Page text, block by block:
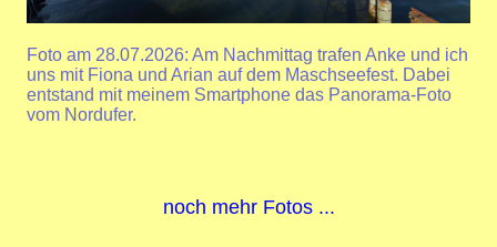
Foto am 28.07.2026: Am Nachmittag trafen Anke und ich
uns mit Fiona und Arian auf dem Maschseefest. Dabei
entstand mit meinem Smartphone das Panorama-Foto
vom Nordufer.
noch mehr Fotos ...